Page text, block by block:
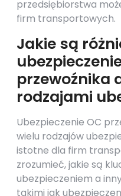
przedsiębiorstwa
firm transportowych.
Jakie są
przewoźnika
rodzajami
Ubezpieczenie OC
wielu rodzajów
istotne dla firm
zrozumieć, jakie są
ubezpieczeniem a
takimi jak